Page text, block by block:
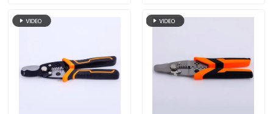
คีมรวม
คีมปากยาว